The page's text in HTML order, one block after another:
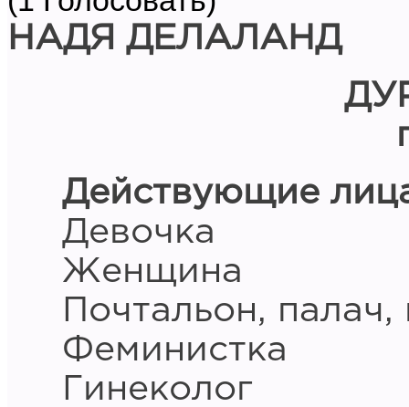
НАДЯ ДЕЛАЛАНД
Действующие
Девочка
Женщина
Почтальон,
Феминистка
Гинеколог